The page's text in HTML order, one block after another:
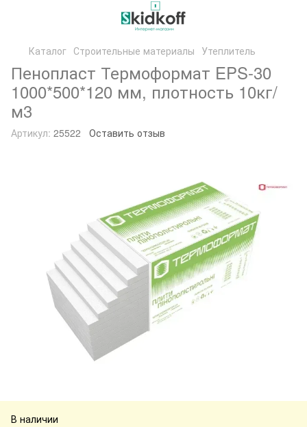
Каталог Строительные материалы Утеплитель
Пенопласт Термоформат EPS-30
1000*500*120 мм, плотность 10кг/
м3
Артикул: 25522 Оставить отзыв
В наличии